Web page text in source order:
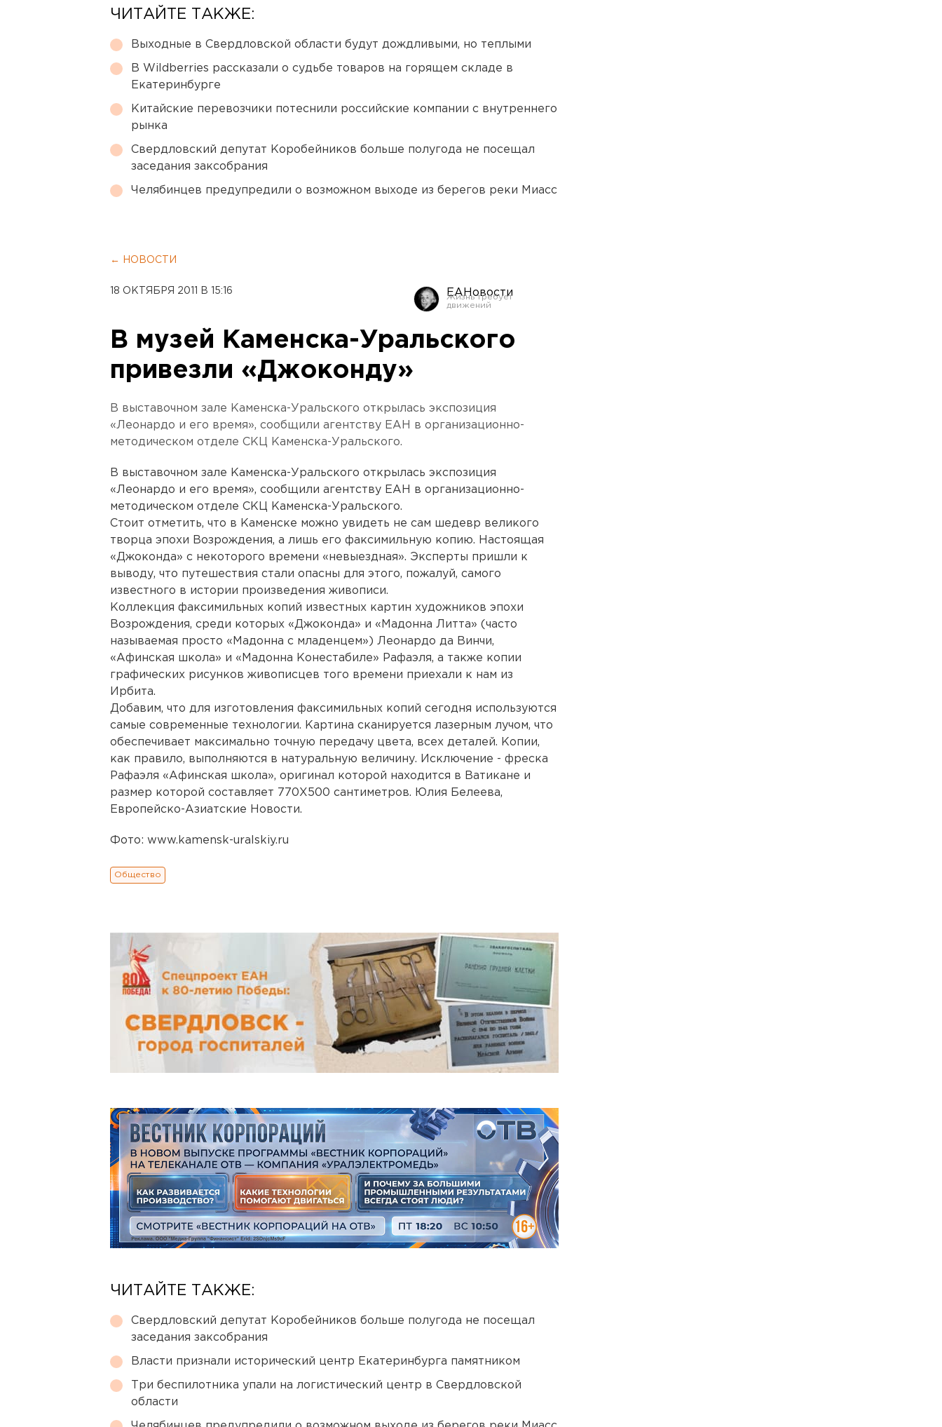
ЧИТАЙТЕ ТАКЖЕ:
Выходные в Свердловской области будут дождливыми, но теплыми
В Wildberries рассказали о судьбе товаров на горящем складе в
Екатеринбурге
Китайские перевозчики потеснили российские компании с внутреннего
рынка
Свердловский депутат Коробейников больше полугода не посещал
заседания заксобрания
Челябинцев предупредили о возможном выходе из берегов реки Миасс
← НОВОСТИ
18 ОКТЯБРЯ 2011 В 15:16 ЕАНовости
В музей Каменска-Уральского
привезли «Джоконду»
В выставочном зале Каменска-Уральского открылась экспозиция
«Леонардо и его время», сообщили агентству ЕАН в организационно-
методическом отделе СКЦ Каменска-Уральского.
В выставочном зале Каменска-Уральского открылась экспозиция
«Леонардо и его время», сообщили агентству ЕАН в организационно-
методическом отделе СКЦ Каменска-Уральского.
Стоит отметить, что в Каменске можно увидеть не сам шедевр великого
творца эпохи Возрождения, а лишь его факсимильную копию. Настоящая
«Джоконда» с некоторого времени «невыездная». Эксперты пришли к
выводу, что путешествия стали опасны для этого, пожалуй, самого
известного в истории произведения живописи.
Коллекция факсимильных копий известных картин художников эпохи
Возрождения, среди которых «Джоконда» и «Мадонна Литта» (часто
называемая просто «Мадонна с младенцем») Леонардо да Винчи,
«Афинская школа» и «Мадонна Конестабиле» Рафаэля, а также копии
графических рисунков живописцев того времени приехали к нам из
Ирбита.
Добавим, что для изготовления факсимильных копий сегодня используются
самые современные технологии. Картина сканируется лазерным лучом, что
обеспечивает максимально точную передачу цвета, всех деталей. Копии,
как правило, выполняются в натуральную величину. Исключение - фреска
Рафаэля «Афинская школа», оригинал которой находится в Ватикане и
размер которой составляет 770Х500 сантиметров. Юлия Белеева,
Европейско-Азиатские Новости.
Фото: www.kamensk-uralskiy.ru
Общество
ЧИТАЙТЕ ТАКЖЕ:
Свердловский депутат Коробейников больше полугода не посещал
заседания заксобрания
Власти признали исторический центр Екатеринбурга памятником
Три беспилотника упали на логистический центр в Свердловской
области